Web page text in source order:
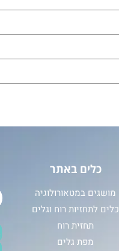
כלים באתר
מושגים במטאורולוגיה
כלים לתחזיות רוח וגלים
תחזית רוח
מפת גלים